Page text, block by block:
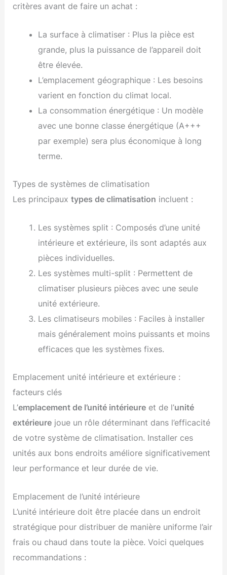
critères avant de faire un achat :
La surface à climatiser : Plus la pièce est
grande, plus la puissance de l’appareil doit
être élevée.
L’emplacement géographique : Les besoins
varient en fonction du climat local.
La consommation énergétique : Un modèle
avec une bonne classe énergétique (A+++
par exemple) sera plus économique à long
terme.
Types de systèmes de climatisation
Les principauxtypes de climatisation incluent :
Les systèmes split : Composés d’une unité
intérieure et extérieure, ils sont adaptés aux
pièces individuelles.
Les systèmes multi-split : Permettent de
climatiser plusieurs pièces avec une seule
unité extérieure.
Les climatiseurs mobiles : Faciles à installer
mais généralement moins puissants et moins
efficaces que les systèmes fixes.
Emplacement unité intérieure et extérieure :
facteurs clés
L’emplacement de l’unité intérieure et de l’unité
extérieure joue un rôle déterminant dans l’efficacité
de votre système de climatisation. Installer ces
unités aux bons endroits améliore significativement
leur performance et leur durée de vie.
Emplacement de l’unité intérieure
L’unité intérieure doit être placée dans un endroit
stratégique pour distribuer de manière uniforme l’air
frais ou chaud dans toute la pièce. Voici quelques
recommandations :